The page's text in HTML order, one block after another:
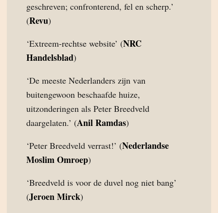
geschreven; confronterend, fel en scherp.’
(Revu)
‘Extreem-rechtse website’ (NRC
Handelsblad)
‘De meeste Nederlanders zijn van
buitengewoon beschaafde huize,
uitzonderingen als Peter Breedveld
daargelaten.’ (Anil Ramdas)
‘Peter Breedveld verrast!’ (Nederlandse
Moslim Omroep)
‘Breedveld is voor de duvel nog niet bang’
(Jeroen Mirck)